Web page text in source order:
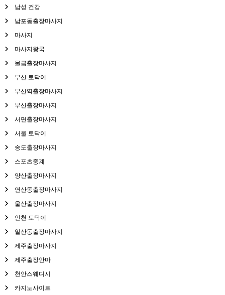
남성 건강
남포동출장마사지
마사지
마사지왕국
물금출장마사지
부산 토닥이
부산역출장마사지
부산출장마사지
서면출장마사지
서울 토닥이
송도출장마사지
스포츠중계
양산출장마사지
연산동출장마사지
울산출장마사지
인천 토닥이
일산동출장마사지
제주출장마사지
제주출장안마
천안스웨디시
카지노사이트